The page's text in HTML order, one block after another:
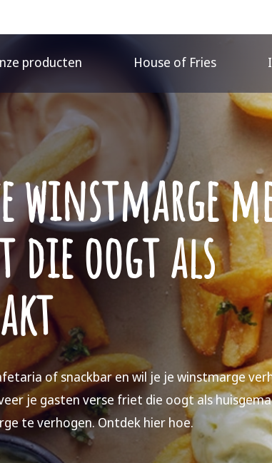
producten House of Fries
winstmarge
die oogt als
of snackbar en wil je je winstmarge
je gasten verse friet die oogt als
te verhogen. Ontdek hier hoe.